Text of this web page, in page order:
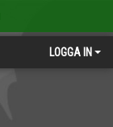
LOGGA IN